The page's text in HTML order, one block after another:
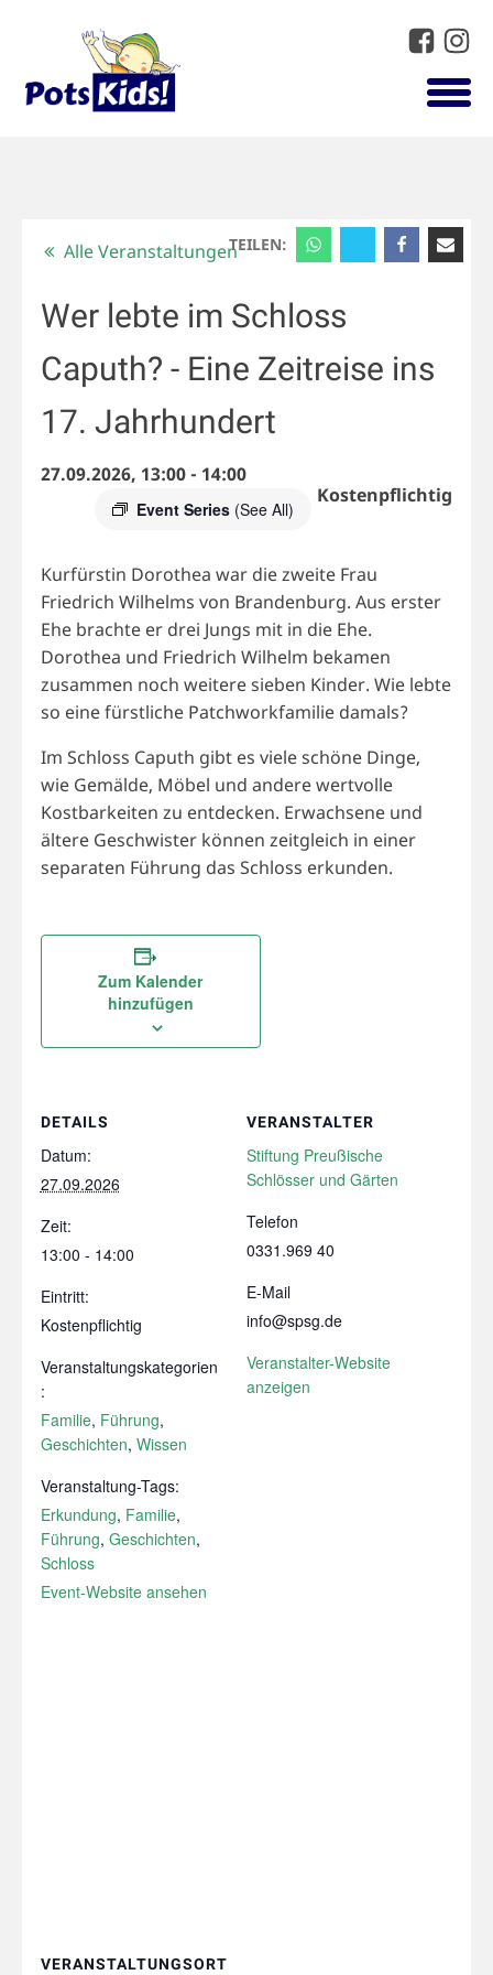
TEILEN:
Alle Veranstaltungen
Wer lebte im Schloss
Caputh? - Eine Zeitreise ins
17. Jahrhundert
27.09.2026, 13:00- 14:00
Event Series (See All)
Kostenpflichtig
Kurfürstin Dorothea war die zweite Frau
Friedrich Wilhelms von Brandenburg. Aus erster
Ehe brachte er drei Jungs mit in die Ehe.
Dorothea und Friedrich Wilhelm bekamen
zusammen noch weitere sieben Kinder. Wie lebte
so eine fürstliche Patchworkfamilie damals?
Im Schloss Caputh gibt es viele schöne Dinge,
wie Gemälde, Möbel und andere wertvolle
Kostbarkeiten zu entdecken. Erwachsene und
ältere Geschwister können zeitgleich in einer
separaten Führung das Schloss erkunden.
Zum Kalender
hinzufügen
DETAILS
Datum:
27.09.2026
Zeit:
13:00 - 14:00
Eintritt:
Kostenpflichtig
Veranstaltungskategorien
:
Familie, Führung,
Geschichten, Wissen
Veranstaltung-Tags:
Erkundung, Familie,
Führung, Geschichten,
Schloss
Event-Website ansehen
VERANSTALTER
Stiftung Preußische
Schlösser und Gärten
Telefon
0331.969 40
E-Mail
info@spsg.de
Veranstalter-Website
anzeigen
VERANSTALTUNGSORT